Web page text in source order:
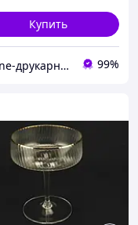
Купить
Online-друкарня "Формат плюс". ФОП Короткевич С.О. 99%